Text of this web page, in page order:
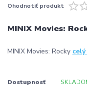
Ohodnotiť produkt
MINIX Movies:
MINIX Movies: Rocky
Dostupnosť